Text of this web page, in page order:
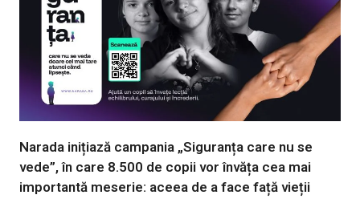
Narada inițiază campania „Siguranța care nu se
vede”, în care 8.500 de copii vor învăța cea mai
importantă meserie: aceea de a face față vieții